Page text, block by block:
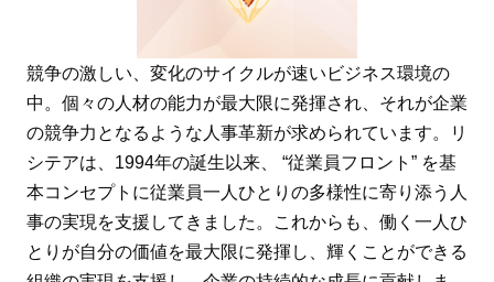
競争の激しい、変化のサイクルが速いビジネス環境の
中。個々の人材の能力が最大限に発揮され、それが企業
の競争力となるような人事革新が求められています。リ
シテアは、1994年の誕生以来、 “従業員フロント” を基
本コンセプトに従業員一人ひとりの多様性に寄り添う人
事の実現を支援してきました。これからも、働く一人ひ
とりが自分の価値を最大限に発揮し、輝くことができる